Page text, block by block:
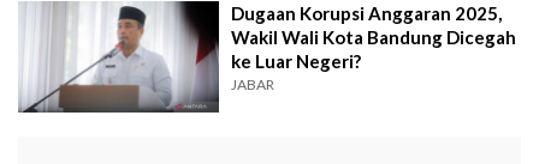
Dugaan Korupsi Anggaran 2025,
Wakil Wali Kota Bandung Dicegah
ke Luar Negeri?
JABAR